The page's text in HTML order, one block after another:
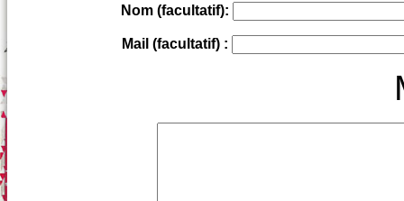
Nom (facultatif):
Mail (facultatif) :